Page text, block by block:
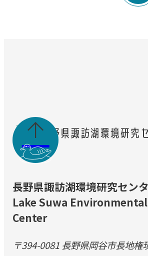

長野県諏訪湖環境研究セン
Lake Suwa
Center
〒394-0081 長野県岡谷市長地権